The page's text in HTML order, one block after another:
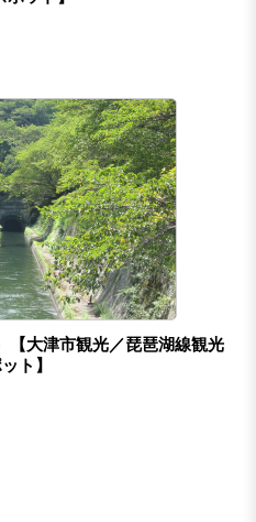
【大津市観光／琵琶湖線観光
ト】